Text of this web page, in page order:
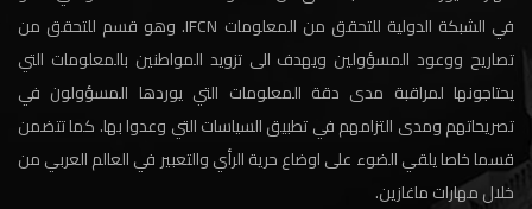
في الشبكة الدولية للتحقق من المعلومات IFCN. وهو قسم للتحقق من
تصاريح ووعود المسؤولين ويهدف الى تزويد المواطنين بالمعلومات التي
يحتاجونها لمراقبة مدى دقة المعلومات التي يوردها المسؤولون في
تصريحاتهم ومدى التزامهم في تطبيق السياسات التي وعدوا بها. كما تتضمن
قسما خاصا يلقي الضوء على اوضاع حرية الرأي والتعبير في العالم العربي من
خلال مهارات ماغازين.